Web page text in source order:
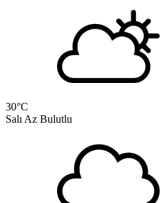
30°C
Salı Az Bulutlu